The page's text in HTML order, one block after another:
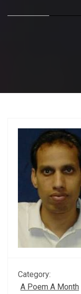
Category:
A Poem A Month